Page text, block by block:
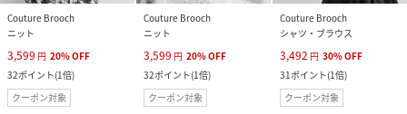
Couture Brooch
ニット
3,599 円 20%OFF
32ポイント(1倍)
クーポン対象
Couture Brooch
ニット
3,599 円 20%OFF
32ポイント(1倍)
クーポン対象
Couture Brooch
シャツ・ブラウス
3,492 円 30%OFF
31ポイント(1倍)
クーポン対象